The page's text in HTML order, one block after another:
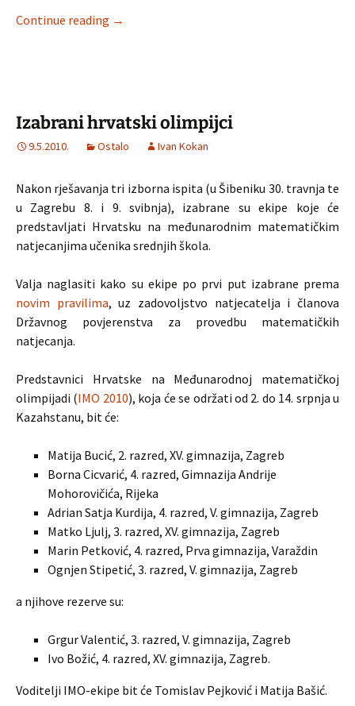
Continue reading IMO 2010 – Veliki uspjeh hrvatskih
→
Izabrani hrvatski olimpijci
9.5.2010. Ostalo Ivan Kokan
Nakon rješavanja tri izborna ispita (u Šibeniku 30. travnja te
u Zagrebu 8. i 9. svibnja), izabrane su ekipe koje će
predstavljati Hrvatsku na međunarodnim matematičkim
natjecanjima učenika srednjih škola.
Valja naglasiti kako su ekipe po prvi put izabrane prema
novim pravilima, uz zadovoljstvo natjecatelja i članova
Državnog povjerenstva za provedbu matematičkih
natjecanja.
Predstavnici Hrvatske na Međunarodnoj matematičkoj
olimpijadi (IMO 2010), koja će se održati od 2. do 14. srpnja u
Kazahstanu, bit će:
Matija Bucić, 2. razred, XV. gimnazija, Zagreb
Borna Cicvarić, 4. razred, Gimnazija Andrije
Mohorovičića, Rijeka
Adrian Satja Kurdija, 4. razred, V. gimnazija, Zagreb
Matko Ljulj, 3. razred, XV. gimnazija, Zagreb
Marin Petković, 4. razred, Prva gimnazija, Varaždin
Ognjen Stipetić, 3. razred, V. gimnazija, Zagreb
a njihove rezerve su:
Grgur Valentić, 3. razred, V. gimnazija, Zagreb
Ivo Božić, 4. razred, XV. gimnazija, Zagreb.
Voditelji IMO-ekipe bit će Tomislav Pejković i Matija Bašić.